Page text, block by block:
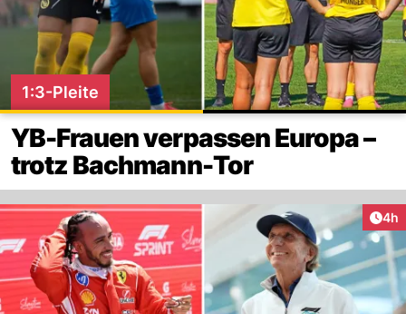
1:3-Pleite
YB-Frauen verpassen Europa –
trotz Bachmann-Tor
4h